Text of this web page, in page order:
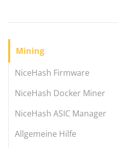
Mining
NiceHash Firmware
NiceHash Docker Miner
NiceHash ASIC Manager
Allgemeine Hilfe